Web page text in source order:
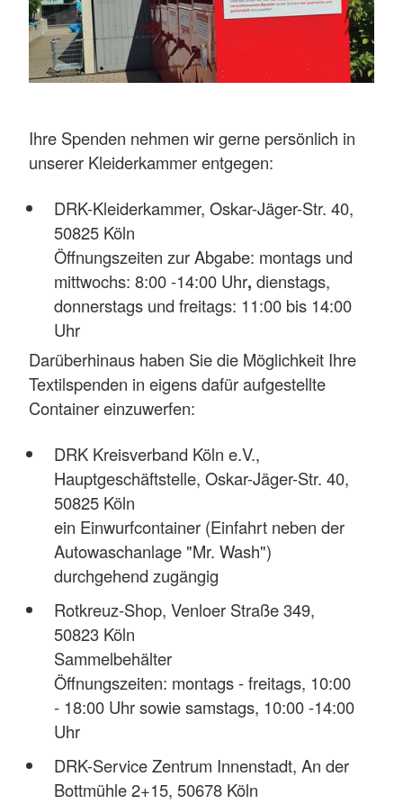
Ihre Spenden nehmen wir gerne persönlich in
unserer Kleiderkammer entgegen:
DRK-Kleiderkammer, Oskar-Jäger-Str. 40,
50825 Köln
Öffnungszeiten zur Abgabe: montags und
mittwochs: 8:00 -14:00 Uhr, dienstags,
donnerstags und freitags: 11:00 bis 14:00
Uhr
Darüberhinaus haben Sie die Möglichkeit Ihre
Textilspenden in eigens dafür aufgestellte
Container einzuwerfen:
DRK Kreisverband Köln e.V.,
Hauptgeschäftstelle, Oskar-Jäger-Str. 40,
50825 Köln
ein Einwurfcontainer (Einfahrt neben der
Autowaschanlage "Mr. Wash")
durchgehend zugängig
Rotkreuz-Shop, Venloer Straße 349,
50823 Köln
Sammelbehälter
Öffnungszeiten: montags - freitags, 10:00
- 18:00 Uhr sowie samstags, 10:00 -14:00
Uhr
DRK-Service Zentrum Innenstadt, An der
Bottmühle 2+15, 50678 Köln